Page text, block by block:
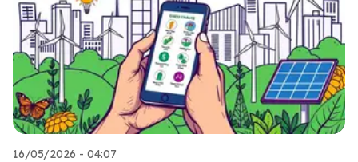
16/05/2026 - 04:07